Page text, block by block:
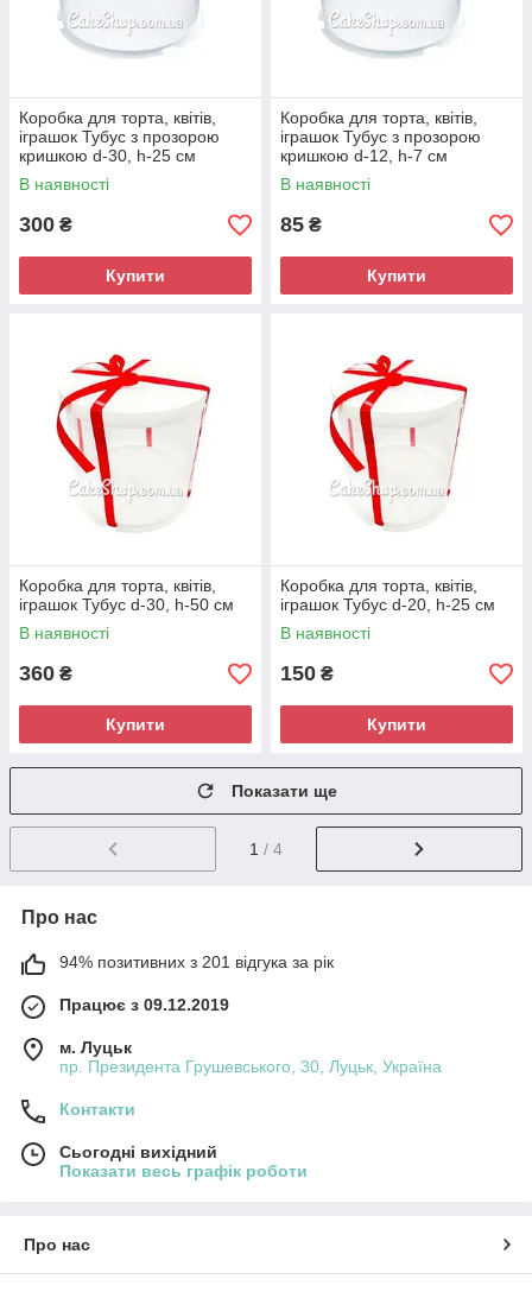
Коробка для торта, квітів,
іграшок Тубус з прозорою
кришкою d-30, h-25 см
В наявності
300 ₴
Купити
Коробка для торта, квітів,
іграшок Тубус з прозорою
кришкою d-12, h-7 см
В наявності
85 ₴
Купити
Коробка для торта, квітів,
іграшок Тубус d-30, h-50 см
В наявності
360 ₴
Купити
Коробка для торта, квітів,
іграшок Тубус d-20, h-25 см
В наявності
150 ₴
Купити
Показати ще
1 / 4
Про нас
94% позитивних з 201 відгука за рік
Працює з 09.12.2019
м. Луцьк
пр. Президента Грушевського, 30, Луцьк, Україна
Контакти
Сьогодні вихідний
Показати весь графік роботи
Про нас